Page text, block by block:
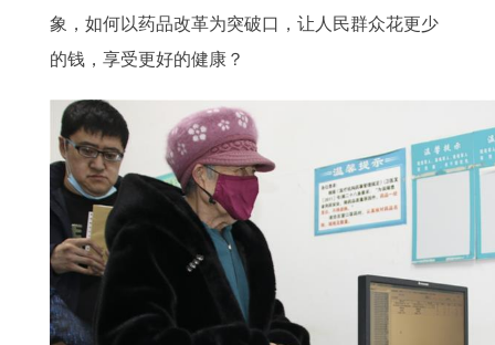
象，如何以药品改革为突破口，让人民群众花更少
的钱，享受更好的健康？